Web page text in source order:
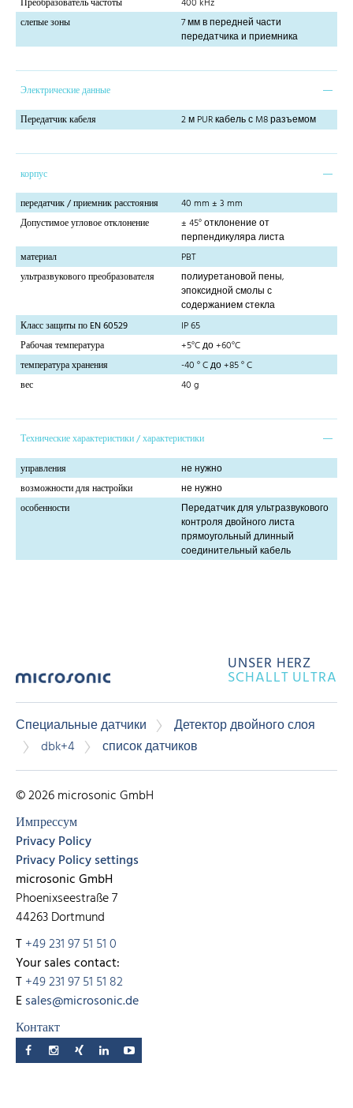
слепые зоны
7 мм в передней части
передатчика и приемника
Электрические данные
Передатчик кабеля
2 м PUR кабель с M8 разъемом
корпус
передатчик / приемник расстояния
40 mm ± 3 mm
Допустимое угловое отклонение
± 45° отклонение от
перпендикуляра листа
материал
PBT
ультразвукового преобразователя
полиуретановой пены,
эпоксидной смолы с
содержанием стекла
Класс защиты по EN 60529
IP 65
Рабочая температура
+5°C до +60°C
температура хранения
-40 ° C до +85 ° C
вес
40 g
Технические характеристики / характеристики
управления
не нужно
возможности для настройки
не нужно
особенности
Передатчик для ультразвукового
контроля двойного листа
прямоугольный длинный
соединительный кабель
UNSER HERZ
SCHALLT ULTRA
Специальные датчики
Детектор двойного слоя
dbk+4
список датчиков
© 2026 microsonic GmbH
Импрессум
Privacy Policy
Privacy Policy settings
microsonic GmbH
Phoenixseestraße 7
44263 Dortmund
T+49 231 97 51 51 0
Your sales contact:
T+49 231 97 51 51 82
Esales@microsonic.de
Контакт